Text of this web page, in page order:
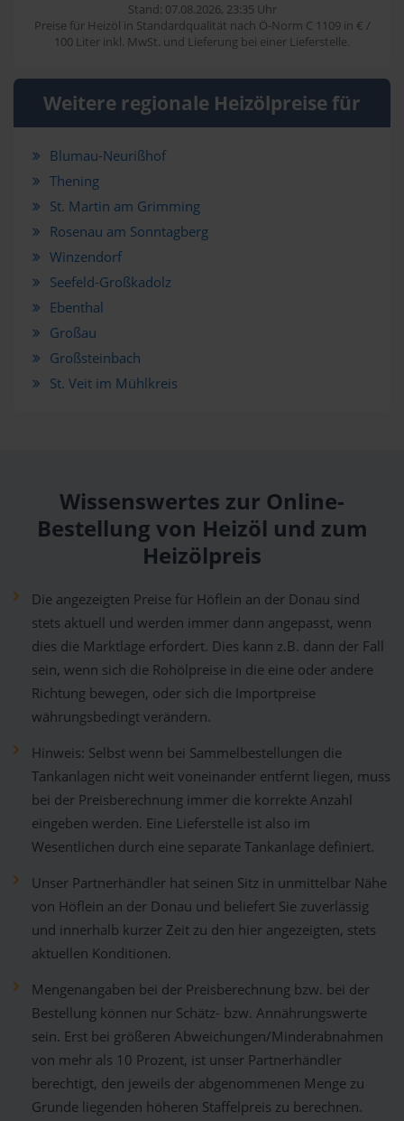
Stand: 07.08.2026, 23:35 Uhr
Preise für Heizöl in Standardqualität nach Ö-Norm C 1109 in € /
100 Liter inkl. MwSt. und Lieferung bei einer Lieferstelle.
Weitere regionale Heizölpreise für
Blumau-Neurißhof
Thening
St. Martin am Grimming
Rosenau am Sonntagberg
Winzendorf
Seefeld-Großkadolz
Ebenthal
Großau
Großsteinbach
St. Veit im Mühlkreis
Wissenswertes zur Online-
Bestellung von Heizöl und zum
Heizölpreis
Die angezeigten Preise für Höflein an der Donau sind
stets aktuell und werden immer dann angepasst, wenn
dies die Marktlage erfordert. Dies kann z.B. dann der Fall
sein, wenn sich die Rohölpreise in die eine oder andere
Richtung bewegen, oder sich die Importpreise
währungsbedingt verändern.
Hinweis: Selbst wenn bei Sammelbestellungen die
Tankanlagen nicht weit voneinander entfernt liegen, muss
bei der Preisberechnung immer die korrekte Anzahl
eingeben werden. Eine Lieferstelle ist also im
Wesentlichen durch eine separate Tankanlage definiert.
Unser Partnerhändler hat seinen Sitz in unmittelbar Nähe
von Höflein an der Donau und beliefert Sie zuverlässig
und innerhalb kurzer Zeit zu den hier angezeigten, stets
aktuellen Konditionen.
Mengenangaben bei der Preisberechnung bzw. bei der
Bestellung können nur Schätz- bzw. Annährungswerte
sein. Erst bei größeren Abweichungen/Minderabnahmen
von mehr als 10 Prozent, ist unser Partnerhändler
berechtigt, den jeweils der abgenommenen Menge zu
Grunde liegenden höheren Staffelpreis zu berechnen.